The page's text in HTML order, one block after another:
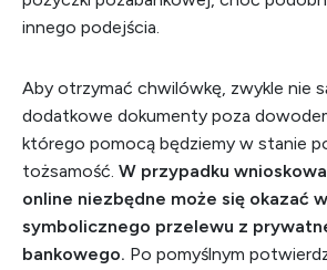
innego podejścia.
Aby otrzymać chwilówkę, zwykle nie
dodatkowe dokumenty poza
którego pomocą będziemy w stanie
tożsamość. W przypadku
online niezbędne może się okazać
symbolicznego przelewu z
bankowego. Po pomyślnym